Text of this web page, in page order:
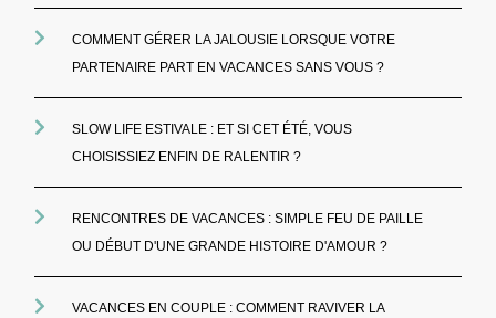
COMMENT GÉRER LA JALOUSIE LORSQUE VOTRE
PARTENAIRE PART EN VACANCES SANS VOUS ?
SLOW LIFE ESTIVALE : ET SI CET ÉTÉ, VOUS
CHOISISSIEZ ENFIN DE RALENTIR ?
RENCONTRES DE VACANCES : SIMPLE FEU DE PAILLE
OU DÉBUT D'UNE GRANDE HISTOIRE D'AMOUR ?
VACANCES EN COUPLE : COMMENT RAVIVER LA